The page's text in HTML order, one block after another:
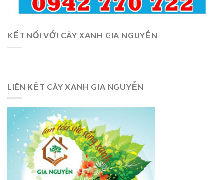
KẾT NỐI VỚI CÂY XANH GIA NGUYỄN
LIÊN KẾT CÂY XANH GIA NGUYỄN